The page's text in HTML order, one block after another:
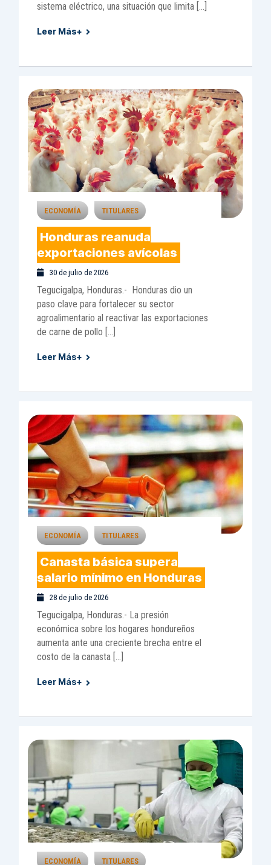
sistema eléctrico, una situación que limita […]
Leer Más+
ECONOMÍA TITULARES
Honduras reanuda
exportaciones avícolas
30 de julio de 2026
Tegucigalpa, Honduras.- Honduras dio un
paso clave para fortalecer su sector
agroalimentario al reactivar las exportaciones
de carne de pollo […]
Leer Más+
ECONOMÍA TITULARES
Canasta básica supera
salario mínimo en Honduras
28 de julio de 2026
Tegucigalpa, Honduras.- La presión
económica sobre los hogares hondureños
aumenta ante una creciente brecha entre el
costo de la canasta […]
Leer Más+
ECONOMÍA TITULARES